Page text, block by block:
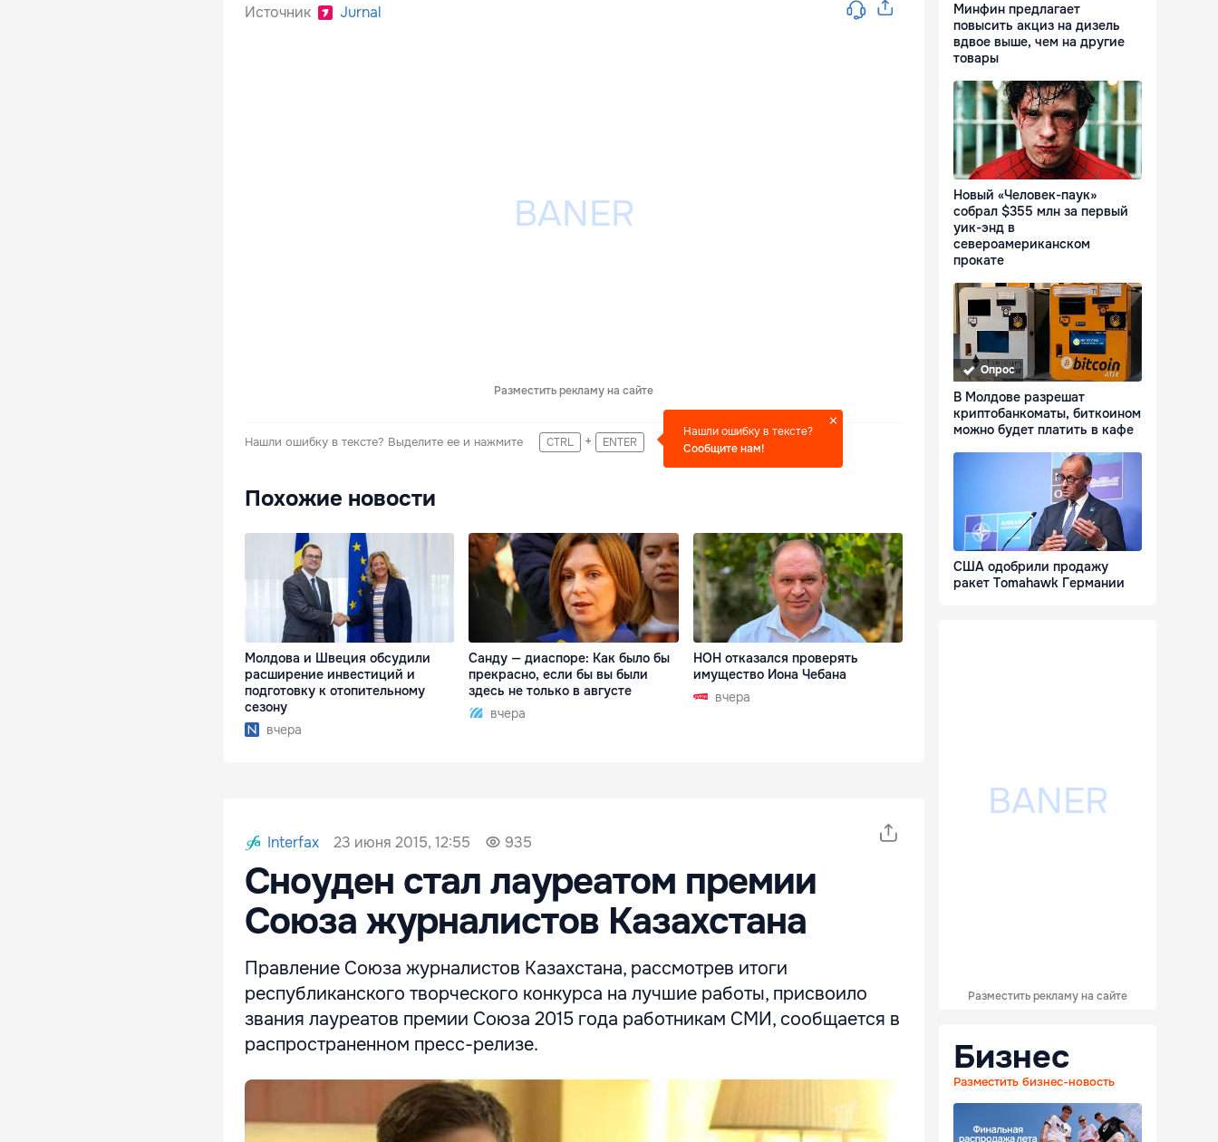
Источник Jurnal
Разместить рекламу на сайте
Нашли ошибку в тексте? Выделите ее и нажмите CTRL + ENTER
Нашли ошибку в тексте?
Сообщите нам!
Похожие новости
Молдова и Швеция обсудили
расширение инвестиций и
подготовку к отопительному
сезону
вчера
Санду — диаспоре: Как было бы
прекрасно, если бы вы были
здесь не только в августе
вчера
НОН отказался проверять
имущество Иона Чебана
вчера
Interfax 23 июня 2015, 12:55 935
Сноуден стал лауреатом премии
Союза журналистов Казахстана
Правление Союза журналистов Казахстана, рассмотрев итоги
республиканского творческого конкурса на лучшие работы, присвоило
звания лауреатов премии Союза 2015 года работникам СМИ, сообщается в
распространенном пресс-релизе.
Минфин предлагает
повысить акциз на дизель
вдвое выше, чем на другие
товары
Новый «Человек-паук»
собрал $355 млн за первый
уик-энд в
североамериканском
прокате
Опрос
В Молдове разрешат
криптобанкоматы, биткоином
можно будет платить в кафе
США одобрили продажу
ракет Tomahawk Германии
Разместить рекламу на сайте
Бизнес
Разместить бизнес-новость